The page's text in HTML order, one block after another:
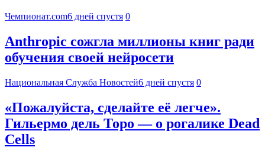
Чемпионат.com6 дней спустя 0
Anthropic сожгла миллионы книг ради
обучения своей нейросети
Национальная Служба Новостей6 дней спустя 0
«Пожалуйста, сделайте её легче».
Гильермо дель Торо — о рогалике Dead
Cells